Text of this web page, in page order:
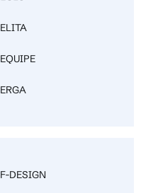
ELITA
EQUIPE
ERGA
F-DESIGN